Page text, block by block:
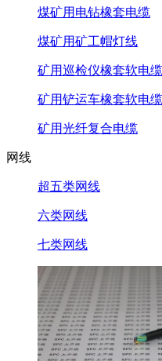
煤矿用电钻橡套电缆
煤矿用矿工帽灯线
矿用巡检仪橡套软电缆
矿用铲运车橡套软电缆
矿用光纤复合电缆
网线
超五类网线
六类网线
七类网线